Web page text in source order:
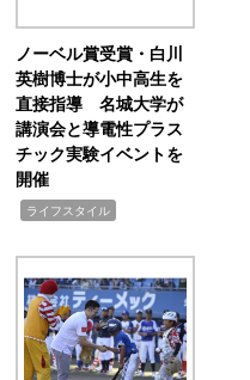
ノーベル賞受賞・白川
英樹博士が小中高生を
直接指導 名城大学が
講演会と導電性プラス
チック実験イベントを
開催
ライフスタイル